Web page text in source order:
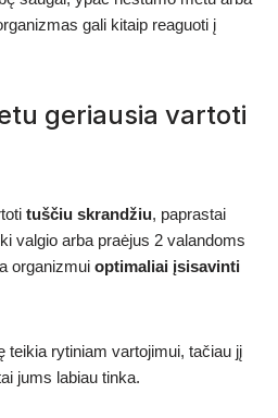
gali kitaip reaguoti į
geriausia vartoti
tuščiu skrandžiu, paprastai
valgio arba praėjus 2 valandoms
organizmui optimaliai įsisavinti
teikia rytiniam vartojimui, tačiau jį
jums labiau tinka.